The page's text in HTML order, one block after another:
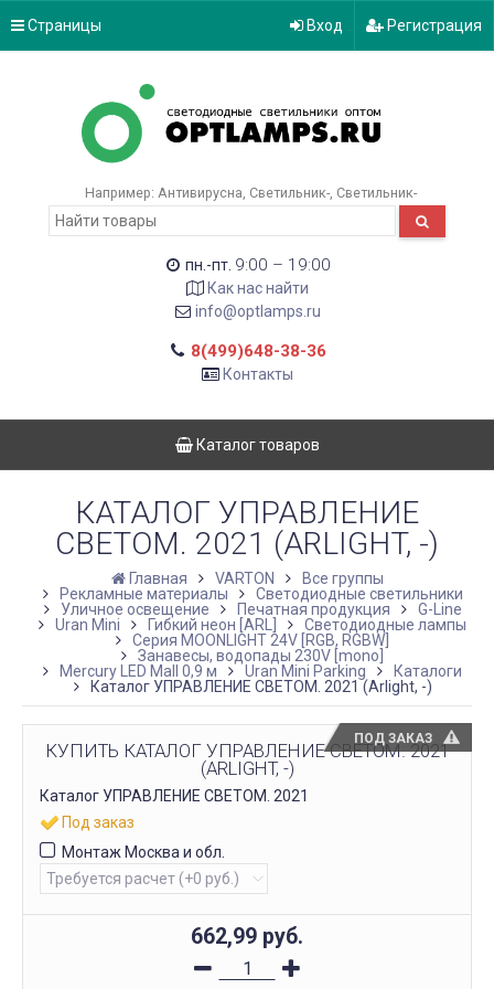
Страницы Вход Регистрация
Например: Антивирусна Светильник- Светильник-
пн.-пт. 9:00 – 19:00
Как нас найти
info@optlamps.ru
8(499)648-38-36
Контакты
Каталог товаров
КАТАЛОГ УПРАВЛЕНИЕ
СВЕТОМ. 2021 (ARLIGHT, -)
Главная VARTON
Все группы
Рекламные материалы
Светодиодные светильники
Уличное освещение
Печатная продукция
G-Line
Uran Mini
Гибкий неон [ARL]
Светодиодные лампы
Серия MOONLIGHT 24V [RGB, RGBW]
Занавесы, водопады 230V [mono]
Mercury LED Mall 0,9 м
Uran Mini Parking
Каталоги
Каталог УПРАВЛЕНИЕ СВЕТОМ. 2021 (Arlight, -)
ПОД ЗАКАЗ
КУПИТЬ КАТАЛОГ УПРАВЛЕНИЕ СВЕТОМ. 2021
(ARLIGHT, -)
Каталог УПРАВЛЕНИЕ СВЕТОМ. 2021
Под заказ
Монтаж Москва и обл.
662,99 руб.